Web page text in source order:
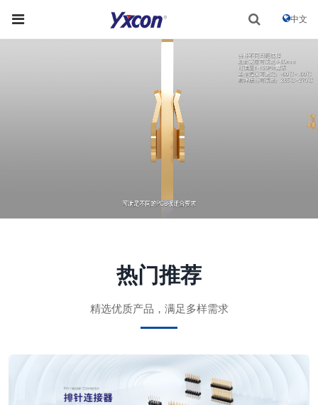
中文
热门推荐
精选优质产品，满足多样需求